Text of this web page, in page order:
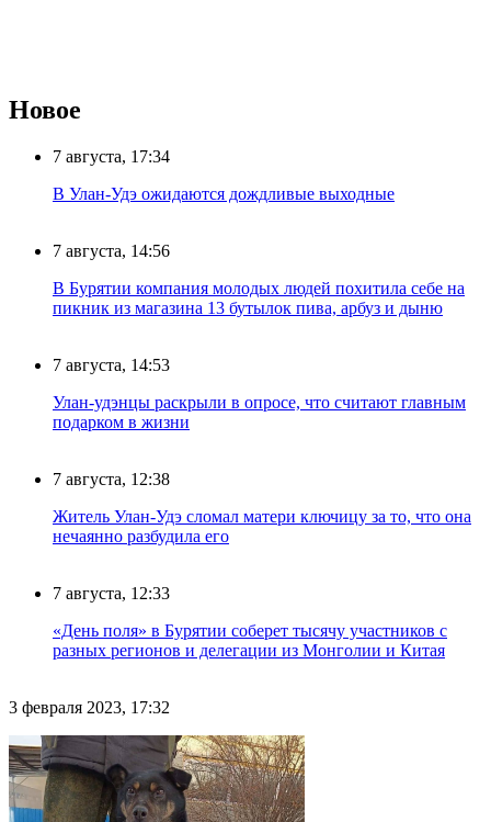
Новое
7 августа, 17:34
В Улан-Удэ ожидаются дождливые выходные
7 августа, 14:56
В Бурятии компания молодых людей похитила себе на
пикник из магазина 13 бутылок пива, арбуз и дыню
7 августа, 14:53
Улан-удэнцы раскрыли в опросе, что считают главным
подарком в жизни
7 августа, 12:38
Житель Улан-Удэ сломал матери ключицу за то, что она
нечаянно разбудила его
7 августа, 12:33
«День поля» в Бурятии соберет тысячу участников с
разных регионов и делегации из Монголии и Китая
3 февраля 2023, 17:32